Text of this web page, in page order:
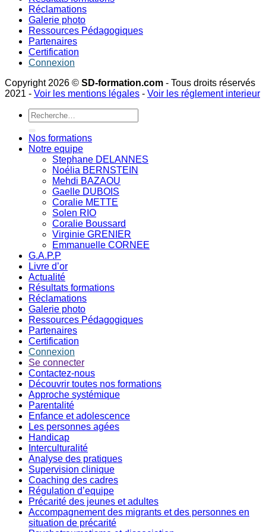
Réclamations
Galerie photo
Ressources Pédagogiques
Partenaires
Certification
Connexion
Copyright 2026 © SD-formation.com - Tous droits réservés
2021 - Voir les mentions légales - Voir les réglement interieur
Recherche
pour :
Nos formations
Notre equipe
Stephane DELANNES
Noélia BERNSTEIN
Mehdi BAZAOU
Gaelle DUBOIS
Coralie METTE
Solen RIO
Coralie Boussard
Virginie GRENIER
Emmanuelle CORNEE
G.A.P.P
Livre d’or
Actualité
Résultats formations
Réclamations
Galerie photo
Ressources Pédagogiques
Partenaires
Certification
Connexion
Se connecter
Contactez-nous
Découvrir toutes nos formations
Approche systémique
Parentalité
Enfance et adolescence
Les personnes agées
Handicap
Interculturalité
Analyse des pratiques
Supervision clinique
Coaching des cadres
Régulation d’equipe
Précarité des jeunes et adultes
Accompagnement des migrants et des personnes en
situation de précarité